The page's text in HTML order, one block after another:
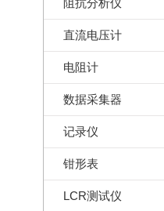
阻抗分析仪
直流电压计
电阻计
数据采集器
记录仪
钳形表
LCR测试仪